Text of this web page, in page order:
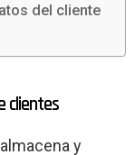
del cliente
clientes
y